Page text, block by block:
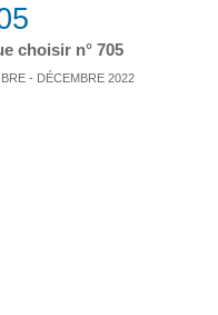
choisir n° 705
- DÉCEMBRE 2022